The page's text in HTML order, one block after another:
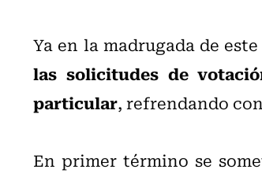
Ya en la madrugada de
las solicitudes de
particular, refrendando con
En primer término se